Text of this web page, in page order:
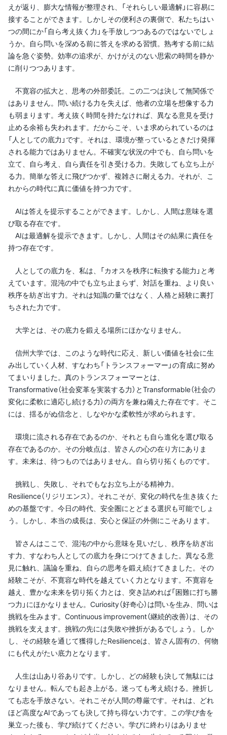
えが返り、膨大な情報が整理され、「それらしい最適解」に容易に
接することができます。しかしその便利さの裏側で、私たちはい
つの間にか「自ら考え抜く力」を手放しつつあるのではないでしょ
うか。自ら問いを深める前に答えを求める習慣。熟考する前に結
論を急ぐ姿勢。効率の追求が、かけがえのない思索の時間を静か
に削りつつあります。
不寛容の拡大と、思考の外部委託。この二つは決して無関係で
はありません。問い続ける力を失えば、他者の立場を想像する力
も弱まります。考え抜く時間を持たなければ、異なる意見を受け
止める余裕も失われます。だからこそ、いま求められているのは
「人としての底力」です。それは、環境が整っているときだけ発揮
される能力ではありません。不確実な状況の中でも、自ら問いを
立て、自ら考え、自ら責任を引き受ける力。失敗しても立ち上が
る力。簡単な答えに飛びつかず、複雑さに耐える力。それが、こ
れからの時代に真に価値を持つ力です。
AIは答えを提示することができます。しかし、人間は意味を選
び取る存在です。
AIは最適解を提示できます。しかし、人間はその結果に責任を
持つ存在です。
人としての底力を、私は、「カオスを秩序に転換する能力」と考
えています。混沌の中でも立ち止まらず、対話を重ね、より良い
秩序を紡ぎ出す力。それは知識の量ではなく、人格と経験に裏打
ちされた力です。
大学とは、その底力を鍛える場所にほかなりません。
信州大学では、このような時代に応え、新しい価値を社会に生
み出していく人材、すなわち「トランスフォーマー」の育成に努め
てまいりました。真のトランスフォーマーとは、
Transformative（社会変革を実装する力）とTransformable（社会の
変化に柔軟に適応し続ける力）の両方を兼ね備えた存在です。そこ
には、揺るがぬ信念と、しなやかな柔軟性が求められます。
環境に流される存在であるのか、それとも自ら進化を選び取る
存在であるのか。その分岐点は、皆さんの心の在り方にありま
す。未来は、待つものではありません。自ら切り拓くものです。
挑戦し、失敗し、それでもなお立ち上がる精神力。
Resilience（リジリエンス）。それこそが、変化の時代を生き抜くた
めの基盤です。今日の時代、安全圏にとどまる選択も可能でしょ
う。しかし、本当の成長は、安心と保証の外側にこそあります。
皆さんはここで、混沌の中から意味を見いだし、秩序を紡ぎ出
す力、すなわち人としての底力を身につけてきました。異なる意
見に触れ、議論を重ね、自らの思考を鍛え続けてきました。その
経験こそが、不寛容な時代を越えていく力となります。不寛容を
越え、豊かな未来を切り拓く力とは、突き詰めれば「困難に打ち勝
つ力」にほかなりません。Curiosity（好奇心）は問いを生み、問いは
挑戦を生みます。Continuous improvement（継続的改善）は、その
挑戦を支えます。挑戦の先には失敗や挫折があるでしょう。しか
し、その経験を通じて獲得したResilienceは、皆さん固有の、何物
にも代えがたい底力となります。
人生は山あり谷ありです。しかし、どの経験も決して無駄には
なりません。転んでも起き上がる。迷っても考え続ける。挫折し
ても志を手放さない。それこそが人間の尊厳です。それは、どれ
ほど高度なAIであっても決して持ち得ない力です。この学び舎を
巣立った後も、学び続けてください。学びに終わりはありませ